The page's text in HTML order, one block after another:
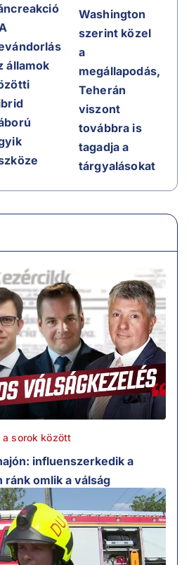
államok
Washington
szerint közel
a
megállapodás,
Teherán
viszont
továbbra is
tagadja a
tárgyalásokat
sorok között
influenszerkedik a
omlik a válság